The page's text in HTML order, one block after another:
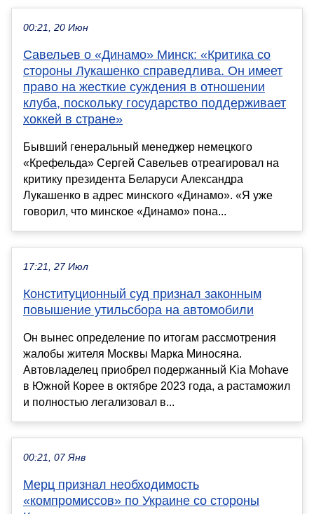
00:21, 20 Июн
Савельев о «Динамо» Минск: «Критика со
стороны Лукашенко справедлива. Он имеет
право на жесткие суждения в отношении
клуба, поскольку государство поддерживает
хоккей в стране»
Бывший генеральный менеджер немецкого
«Крефельда» Сергей Савельев отреагировал на
критику президента Беларуси Александра
Лукашенко в адрес минского «Динамо». «Я уже
говорил, что минское «Динамо» пона...
17:21, 27 Июл
Конституционный суд признал законным
повышение утильсбора на автомобили
Он вынес определение по итогам рассмотрения
жалобы жителя Москвы Марка Миносяна.
Автовладелец приобрел подержанный Kia Mohave
в Южной Корее в октябре 2023 года, а растаможил
и полностью легализовал в...
00:21, 07 Янв
Мерц признал необходимость
«компромиссов» по Украине со стороны